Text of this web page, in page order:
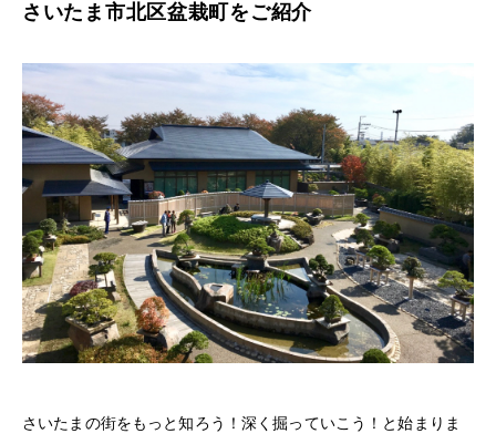
さいたま市北区盆栽町をご紹介
さいたまの街をもっと知ろう！深く掘っていこう！と始まりま